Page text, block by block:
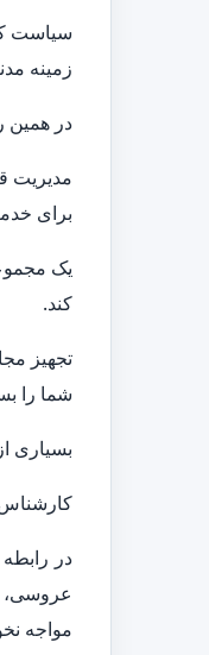
سیاست
زمینه
در همین
مدیریت
برای
یک
کند.
تجهیز
شما را
بسیاری
کارشناس
در
عروسی،
مواجه